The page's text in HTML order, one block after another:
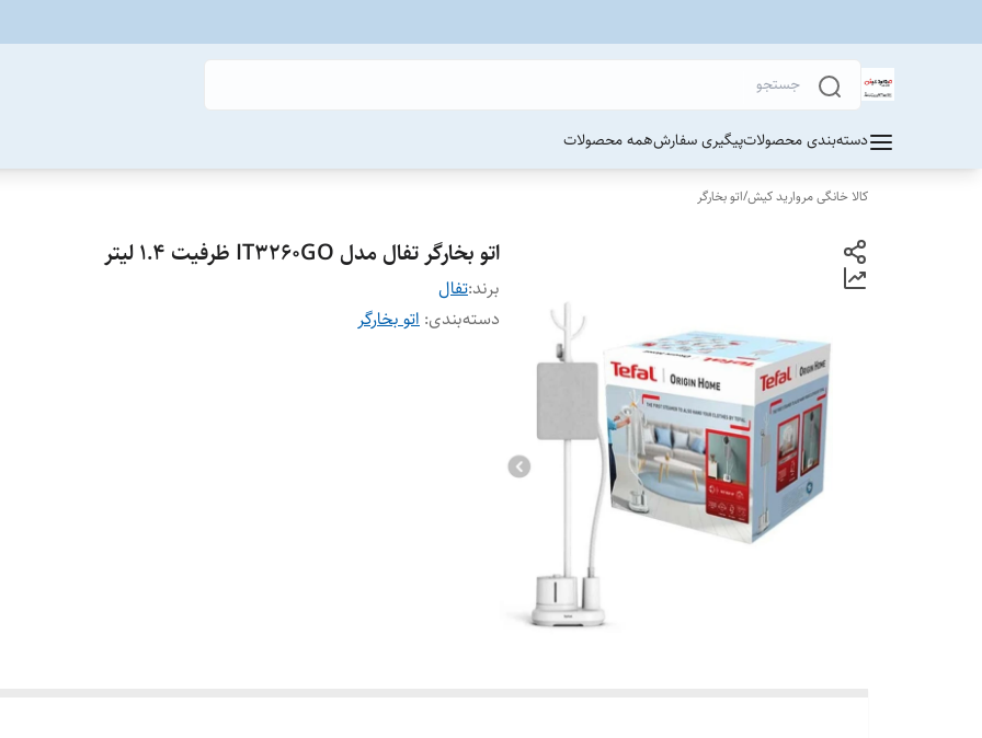
دسته‌بندی محصولاتپیگیری سفارشهمه محصولات
کالا خانگی مروارید کیش/اتو بخارگر
اتو بخارگر تفال مدل IT3260GO ظرفیت ۱.۴ لیتر
برند:تفال
دسته‌بندی: اتو بخارگر